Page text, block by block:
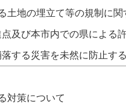
土地の埋立て等の規制に
及び本市内での県による
する災害を未然に防止す
対策について